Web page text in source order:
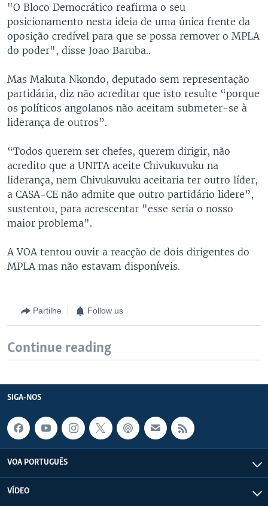
"O Bloco Democrático reafirma o seu
posicionamento nesta ideia de uma única frente da
oposição credível para que se possa remover o MPLA
do poder", disse Joao Baruba..
Mas Makuta Nkondo, deputado sem representação
partidária, diz não acreditar que isto resulte “porque
os políticos angolanos não aceitam submeter-se à
liderança de outros”.
“Todos querem ser chefes, querem dirigir, não
acredito que a UNITA aceite Chivukuvuku na
liderança, nem Chivukuvuku aceitaria ter outro líder,
a CASA-CE não admite que outro partidário lidere”,
sustentou, para acrescentar "esse seria o nosso
maior problema".
A VOA tentou ouvir a reacção de dois dirigentes do
MPLA mas não estavam disponíveis.
Partilhe Follow us
Continue reading
SIGA-NOS
VOA PORTUGUÊS
VÍDEO